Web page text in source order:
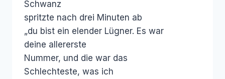
Schwanz
spritzte nach drei Minuten ab
„du bist ein elender Lügner. Es war
deine allererste
Nummer, und die war das
Schlechteste, was ich